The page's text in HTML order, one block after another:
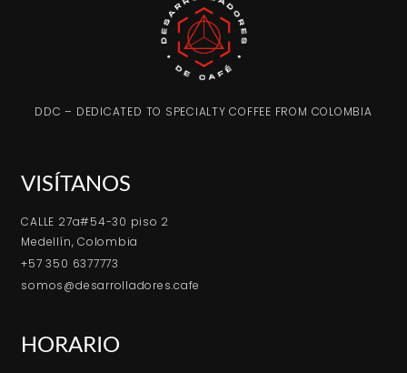
DDC – DEDICATED TO SPECIALTY COFFEE FROM COLOMBIA
VISÍTANOS
CALLE 27a#54-30 piso 2
Medellín, Colombia
+57 350 6377773
somos@desarrolladores.cafe
HORARIO